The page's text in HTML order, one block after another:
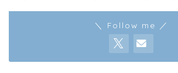
＼ Follow me ／